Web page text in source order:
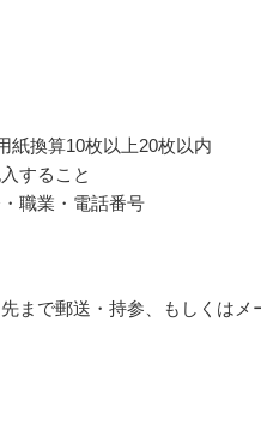
紙換算10枚以上20枚以内
すること
職業・電話番号
まで郵送・持参、もしくはメ